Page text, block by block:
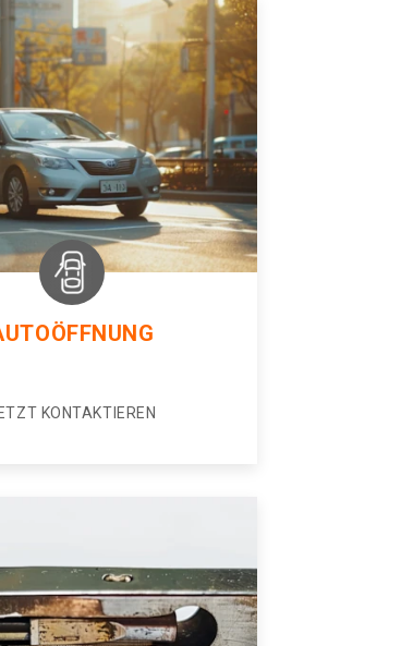
KONTAKTIEREN